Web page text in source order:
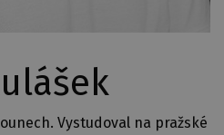
Vystudoval na pražské